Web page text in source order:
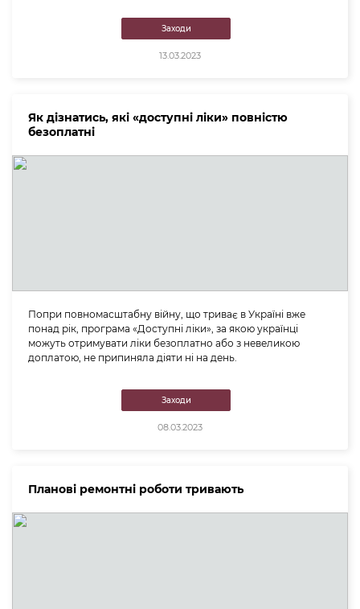
Заходи
13.03.2023
Як дізнатись, які «доступні ліки» повністю
безоплатні
Попри повномасштабну війну, що триває в Україні вже
понад рік, програма «Доступні ліки», за якою українці
можуть отримувати ліки безоплатно або з невеликою
доплатою, не припиняла діяти ні на день.
Заходи
08.03.2023
Планові ремонтні роботи тривають